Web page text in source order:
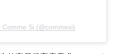
Si (@commesi)